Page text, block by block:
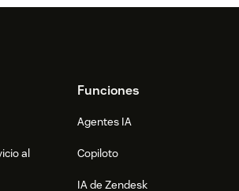
al
Funciones
Agentes IA
Copiloto
IA de Zendesk